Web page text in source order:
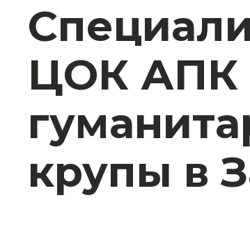
ЦОК АПК
крупы в